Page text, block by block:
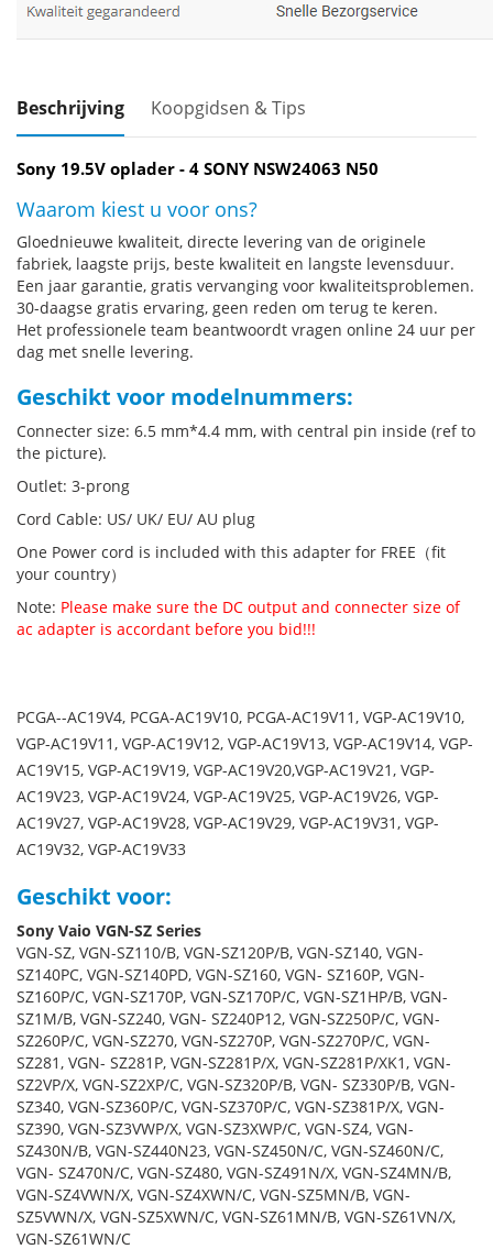
Beschrijving Koopgidsen & Tips
Sony 19.5V oplader - 4 SONY NSW24063 N50
Waarom kiest u voor ons?
Gloednieuwe kwaliteit, directe levering van de originele
fabriek, laagste prijs, beste kwaliteit en langste levensduur.
Een jaar garantie, gratis vervanging voor kwaliteitsproblemen.
30-daagse gratis ervaring, geen reden om terug te keren.
Het professionele team beantwoordt vragen online 24 uur per
dag met snelle levering.
Geschikt voor modelnummers:
Connecter size: 6.5 mm*4.4 mm, with central pin inside (ref to
the picture).
Outlet: 3-prong
Cord Cable: US/ UK/ EU/ AU plug
One Power cord is included with this adapter for FREE（fit
your country）
Note: Please make sure the DC output and connecter size of
ac adapter is accordant before you bid!!!
PCGA--AC19V4, PCGA-AC19V10, PCGA-AC19V11, VGP-AC19V10,
VGP-AC19V11, VGP-AC19V12, VGP-AC19V13, VGP-AC19V14, VGP-
AC19V15, VGP-AC19V19, VGP-AC19V20,VGP-AC19V21, VGP-
AC19V23, VGP-AC19V24, VGP-AC19V25, VGP-AC19V26, VGP-
AC19V27, VGP-AC19V28, VGP-AC19V29, VGP-AC19V31, VGP-
AC19V32, VGP-AC19V33
Geschikt voor:
Sony Vaio VGN-SZ Series
VGN-SZ, VGN-SZ110/B, VGN-SZ120P/B, VGN-SZ140, VGN-
SZ140PC, VGN-SZ140PD, VGN-SZ160, VGN- SZ160P, VGN-
SZ160P/C, VGN-SZ170P, VGN-SZ170P/C, VGN-SZ1HP/B, VGN-
SZ1M/B, VGN-SZ240, VGN- SZ240P12, VGN-SZ250P/C, VGN-
SZ260P/C, VGN-SZ270, VGN-SZ270P, VGN-SZ270P/C, VGN-
SZ281, VGN- SZ281P, VGN-SZ281P/X, VGN-SZ281P/XK1, VGN-
SZ2VP/X, VGN-SZ2XP/C, VGN-SZ320P/B, VGN- SZ330P/B, VGN-
SZ340, VGN-SZ360P/C, VGN-SZ370P/C, VGN-SZ381P/X, VGN-
SZ390, VGN-SZ3VWP/X, VGN-SZ3XWP/C, VGN-SZ4, VGN-
SZ430N/B, VGN-SZ440N23, VGN-SZ450N/C, VGN-SZ460N/C,
VGN- SZ470N/C, VGN-SZ480, VGN-SZ491N/X, VGN-SZ4MN/B,
VGN-SZ4VWN/X, VGN-SZ4XWN/C, VGN-SZ5MN/B, VGN-
SZ5VWN/X, VGN-SZ5XWN/C, VGN-SZ61MN/B, VGN-SZ61VN/X,
VGN-SZ61WN/C